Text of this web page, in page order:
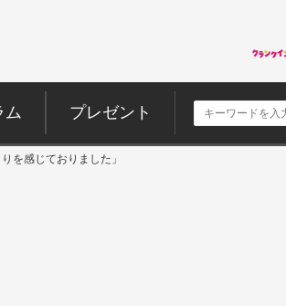
ム プレゼント
を感じておりました」